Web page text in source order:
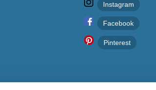
Instagram
Facebook
Pinterest